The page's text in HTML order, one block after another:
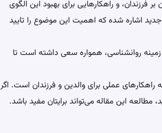
فرزندان، و راهکارهایی برای بهبود این الگوی
اشاره شده که اهمیت این موضوع را تایید
روانشناسی، همواره سعی داشته است تا
راهکارهای عملی برای والدین و فرزندان است. اگر
این مقاله می‌تواند برایتان مفید باشد.